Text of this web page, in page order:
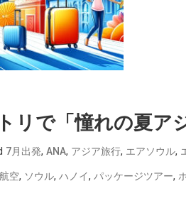
リで「憧れの夏ア
7月出発, ANA, アジア旅行, エアソウル,
空, ソウル, ハノイ, パッケージツアー,